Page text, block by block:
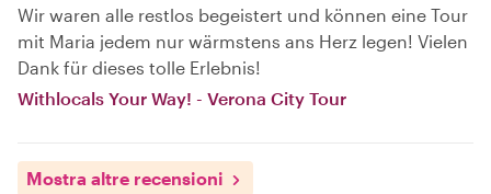
Wir waren alle restlos begeistert und können eine Tour
mit Maria jedem nur wärmstens ans Herz legen! Vielen
Dank für dieses tolle Erlebnis!
Withlocals Your Way! - Verona City Tour
Mostra altre recensioni